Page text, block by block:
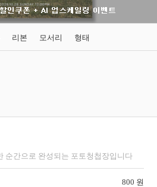
순간으로 완성되는 포토청첩장입니다
800 원
리본 모서리 형태